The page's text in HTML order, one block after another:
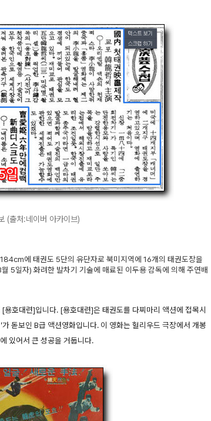
(출처:네이버 아카이브)
에 태권도 5단의 유단자로 북미지역에 16개의 태권도장을
5일자) 화려한 발차기 기술에 매료된 이두용 감독에 의해 주연배
호대련]입니다. [용호대련]은 태권도를 다찌마리 액션에 접목시
돋보인 B급 액션영화입니다. 이 영화는 헐리우드 극장에서 개봉
있어서 큰 성공을 거둡니다.